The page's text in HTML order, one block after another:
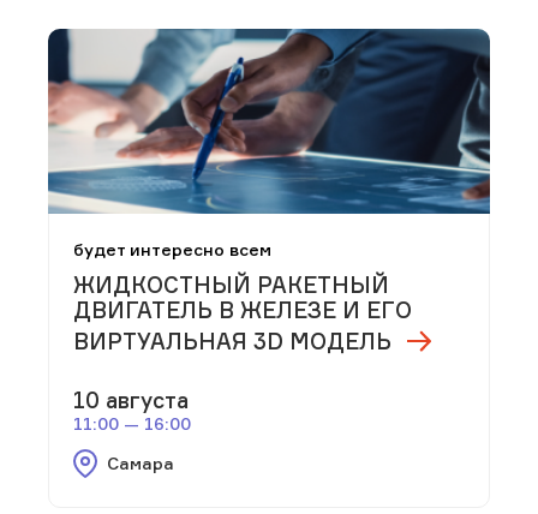
будет интересно всем
ЖИДКОСТНЫЙ РАКЕТНЫЙ
ДВИГАТЕЛЬ В ЖЕЛЕЗЕ И ЕГО
ВИРТУАЛЬНАЯ 3D МОДЕЛЬ
10 августа
11:00 — 16:00
Самара